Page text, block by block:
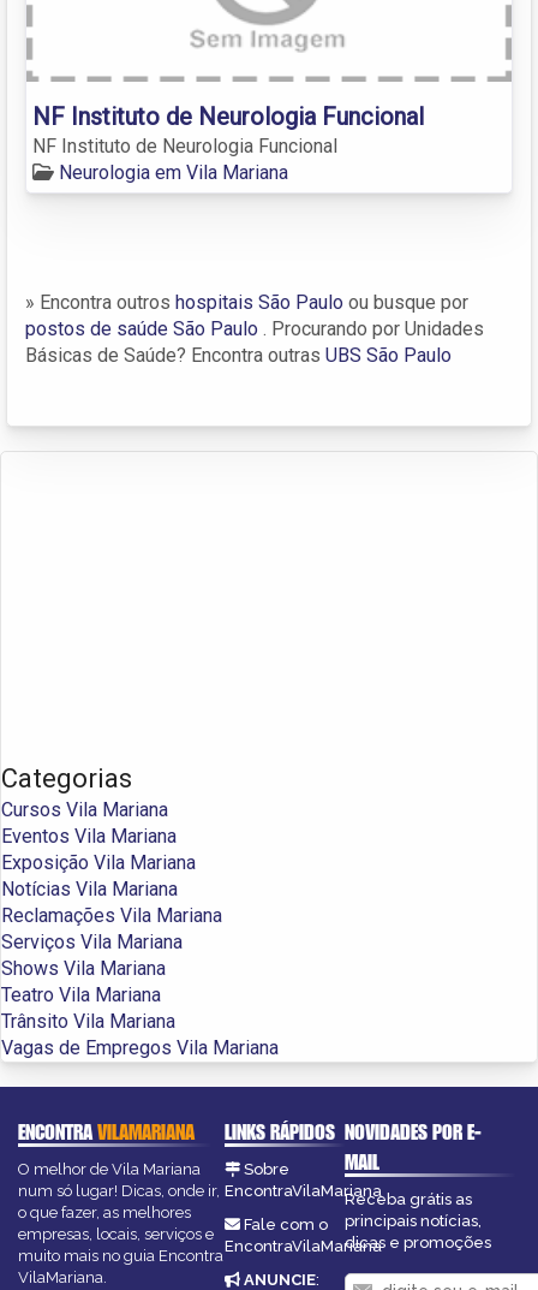
NF Instituto de Neurologia Funcional
NF Instituto de Neurologia Funcional
Neurologia em Vila Mariana
» Encontra outros hospitais São Paulo ou busque por
postos de saúde São Paulo . Procurando por Unidades
Básicas de Saúde? Encontra outras UBS São Paulo
Categorias
Cursos Vila Mariana
Eventos Vila Mariana
Exposição Vila Mariana
Notícias Vila Mariana
Reclamações Vila Mariana
Serviços Vila Mariana
Shows Vila Mariana
Teatro Vila Mariana
Trânsito Vila Mariana
Vagas de Empregos Vila Mariana
ENCONTRAVILAMARIANA
O melhor de Vila Mariana
num só lugar! Dicas, onde ir,
o que fazer, as melhores
empresas, locais, serviços e
muito mais no guia Encontra
VilaMariana.
LINKS RÁPIDOS
Sobre
EncontraVilaMariana
Fale com o
EncontraVilaMariana
ANUNCIE:
NOVIDADES POR E-
MAIL
Receba grátis as
principais notícias,
dicas e promoções